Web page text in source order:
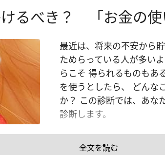
るべき？ 「お金の使
最近は、将来の不安から
ためらっている人が多い
らこそ 得られるものもあ
を使うとしたら、 どんな
か？ この診断では、あな
診断します。
全文を読む